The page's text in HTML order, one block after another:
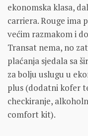
ekonomska klasa,
carriera. Rouge ima
većim razmakom i
Transat nema, no
plaćanja sjedala sa
za bolju uslugu u
plus (dodatni kofer
checkiranje,
comfort kit).